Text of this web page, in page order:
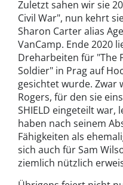
Zuletzt sahen wir sie
Civil War", nun kehrt
Sharon Carter alias
VanCamp. Ende 2020
Dreharbeiten für "The
Soldier" in Prag auf
gesichtet wurde. Zwar
Rogers, für den sie
SHIELD eingeteilt
haben nach seinem
Fähigkeiten als
sich auch für Sam
ziemlich nützlich